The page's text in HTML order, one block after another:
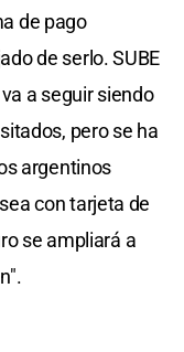
de pago
de serlo. SUBE
a seguir siendo
pero se ha
argentinos
con tarjeta de
se ampliará a